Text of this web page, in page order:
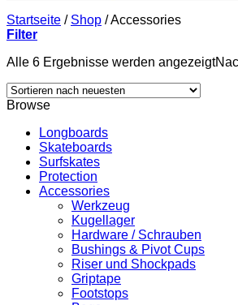
Startseite / Shop /Accessories
Filter
Alle 6 Ergebnisse werden angezeigt
Browse
Longboards
Skateboards
Surfskates
Protection
Accessories
Werkzeug
Kugellager
Hardware / Schrauben
Bushings & Pivot Cups
Riser und Shockpads
Griptape
Footstops